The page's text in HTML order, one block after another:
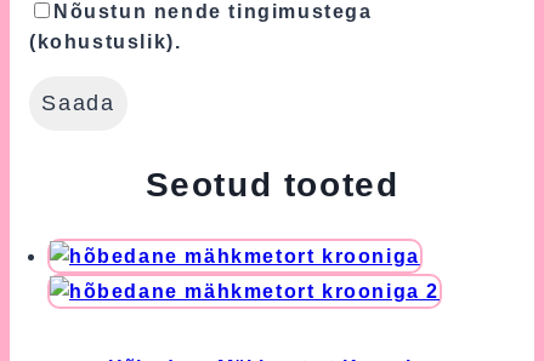
Nõustun nende tingimustega
(kohustuslik).
Seotud tooted